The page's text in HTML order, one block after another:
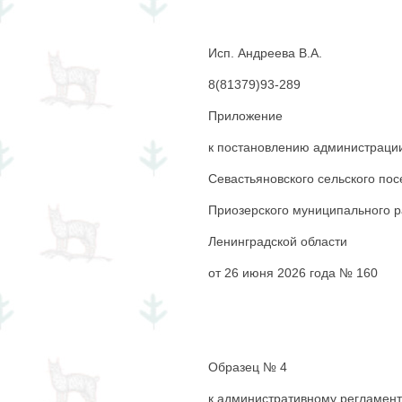
Исп. Андреева В.А.
8(81379)93-289
Приложение
к постановлению
Севастьяновского сельского
Приозерского муниципального
Ленинградской области
от 26 июня 2026 года № 160
Образец № 4
к административному